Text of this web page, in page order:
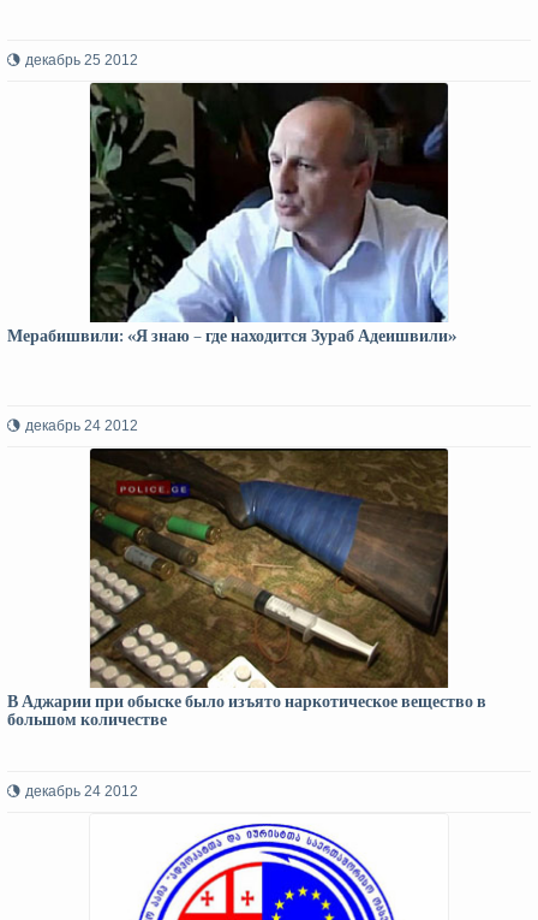
декабрь 25 2012
Мерабишвили: «Я знаю – где находится Зураб Адеишвили»
декабрь 24 2012
В Аджарии при обыске было изъято наркотическое вещество в
большом количестве
декабрь 24 2012